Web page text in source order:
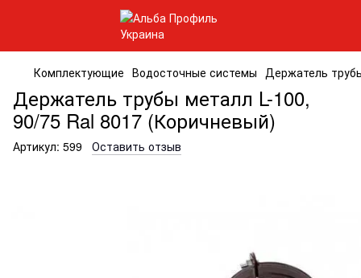
Комплектующие Водосточные системы Держатель
Держатель трубы металл L-100,
90/75 Ral 8017 (Коричневый)
Артикул: 599 Оставить отзыв